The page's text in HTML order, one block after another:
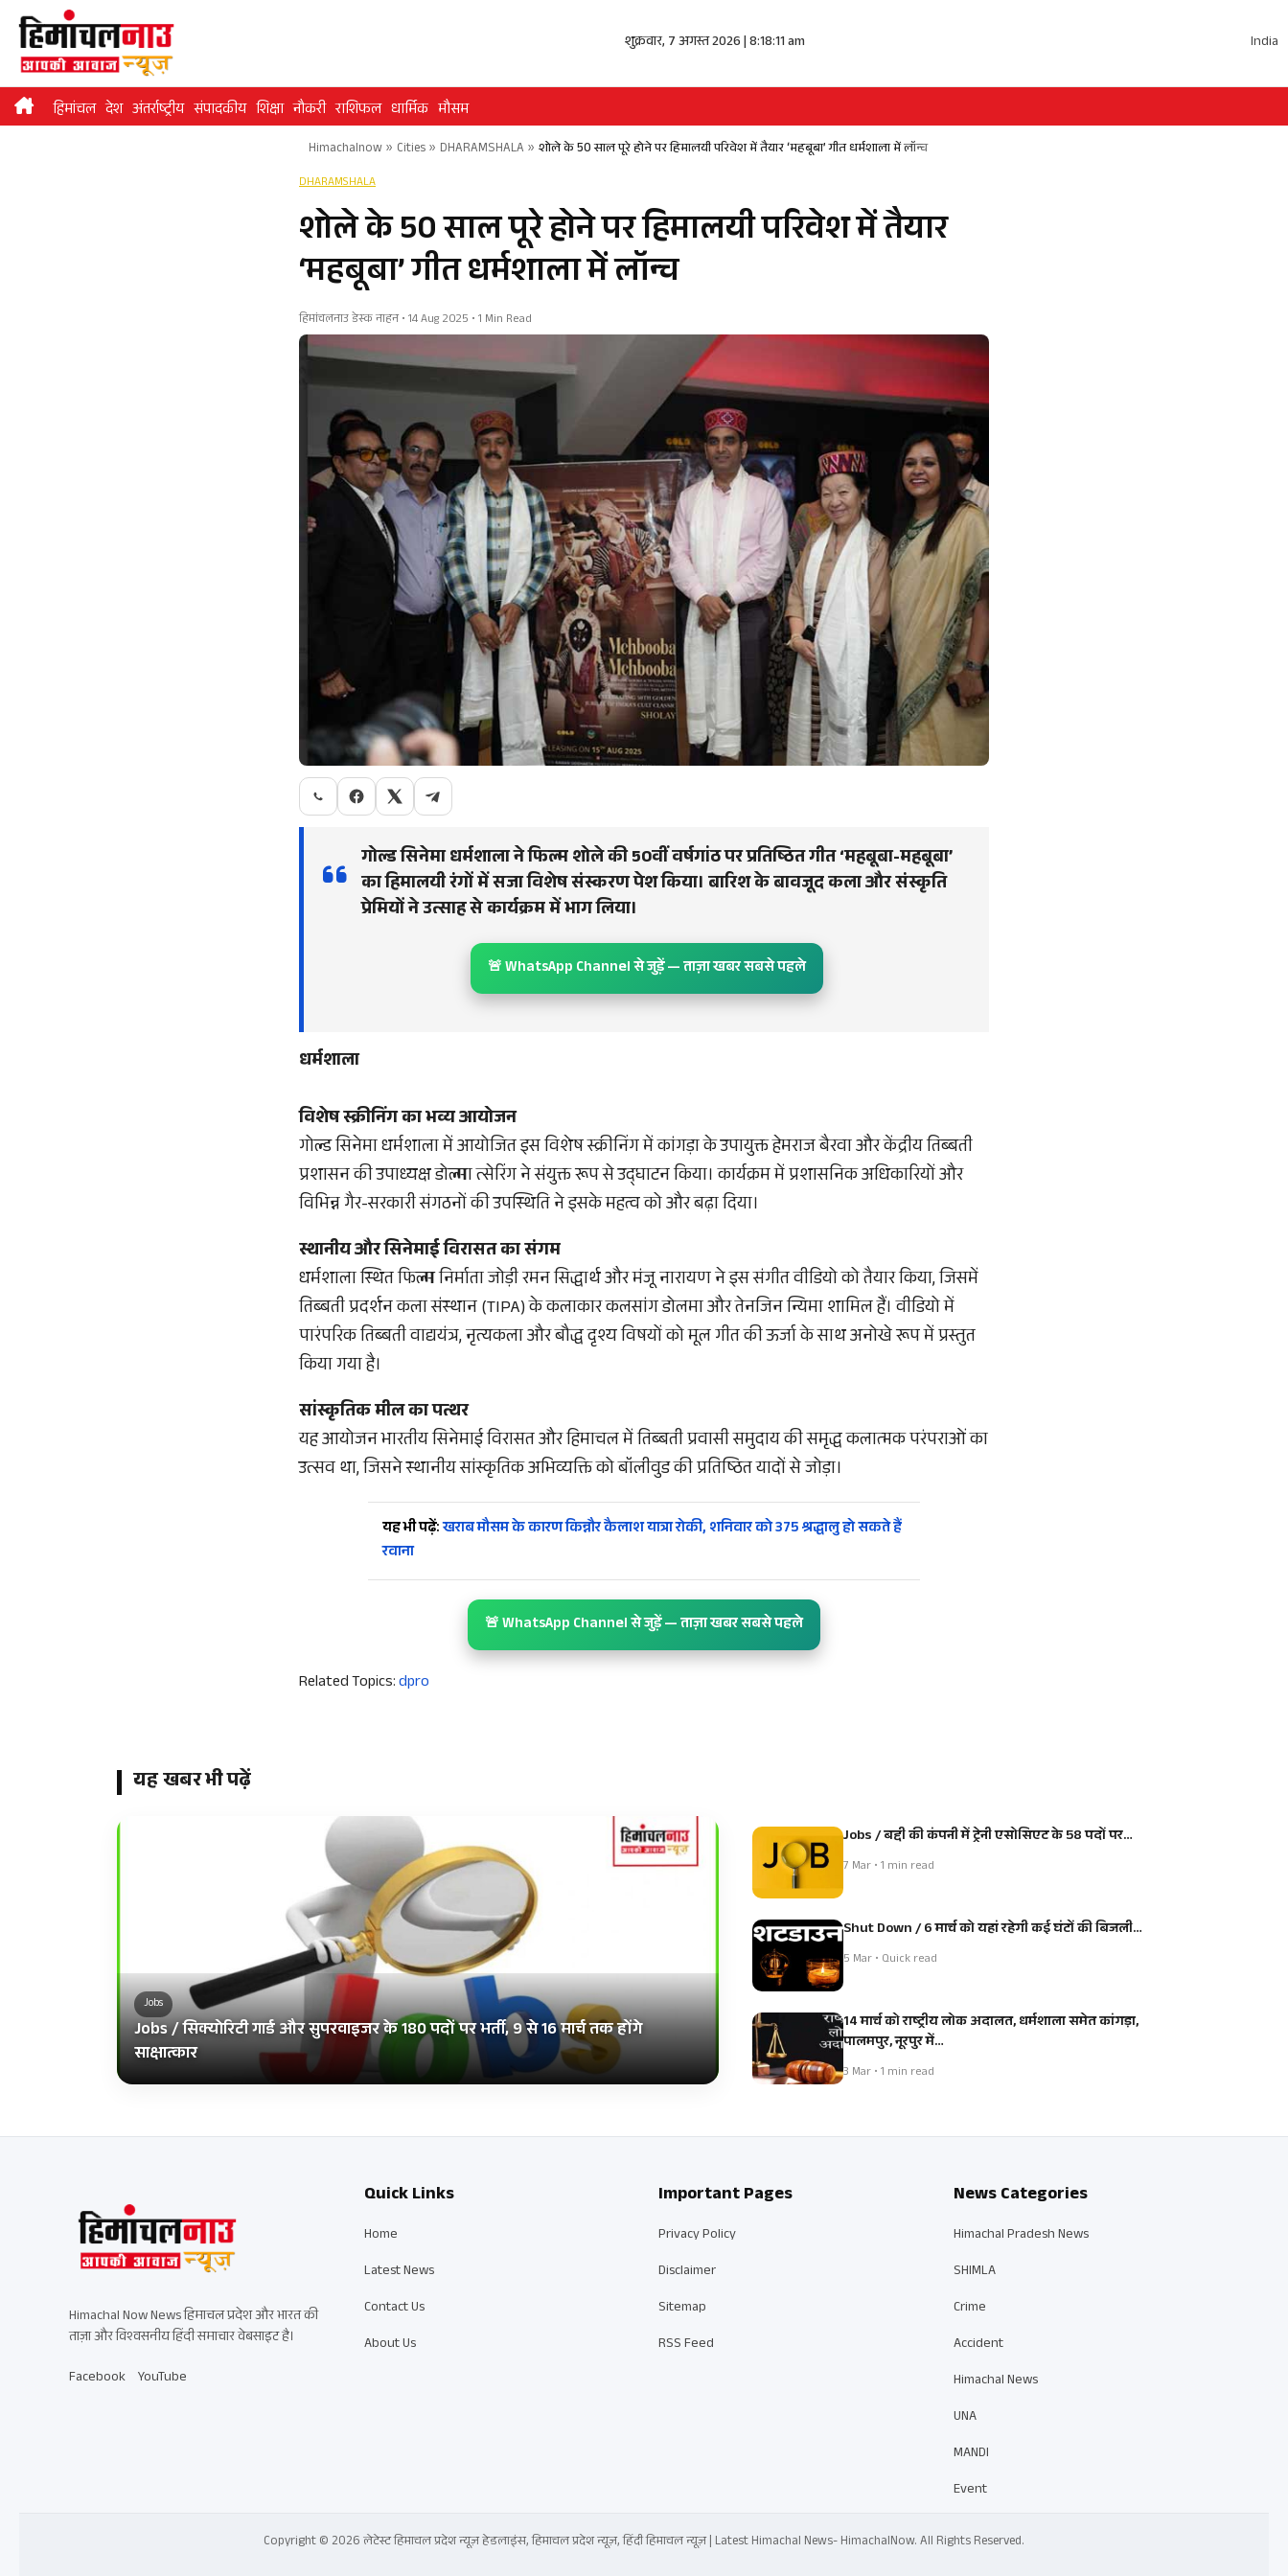
Skip
content
शुक्रवार, 7 अगस्त 2026 | 8:18:12 am India
हिमांचल देश अंतर्राष्ट्रीय संपादकीय शिक्षा नौकरी राशिफल धार्मिक मौसम
Himachalnow» Cities» DHARAMSHALA » शोले के 50 साल पूरे होने पर हिमालयी परिवेश में तैयार ‘महबूबा’ गीत धर्मशाला में लॉन्च
DHARAMSHALA
शोले के 50 साल पूरे होने पर हिमालयी परिवेश में तैयार
‘महबूबा’ गीत धर्मशाला में लॉन्च
हिमांचलनाउ डेस्क नाहन • 14 Aug 2025 • 1 Min Read
गोल्ड सिनेमा धर्मशाला ने फिल्म शोले की 50वीं वर्षगांठ पर प्रतिष्ठित गीत ‘महबूबा-महबूबा’
का हिमालयी रंगों में सजा विशेष संस्करण पेश किया। बारिश के बावजूद कला और संस्कृति
प्रेमियों ने उत्साह से कार्यक्रम में भाग लिया।
🚨 WhatsApp Channel से जुड़ें — ताज़ा खबर सबसे पहले
धर्मशाला
विशेष स्क्रीनिंग का भव्य आयोजन
गोल्ड सिनेमा धर्मशाला में आयोजित इस विशेष स्क्रीनिंग में कांगड़ा के उपायुक्त हेमराज बैरवा और केंद्रीय तिब्बती
प्रशासन की उपाध्यक्ष डोल्मा त्सेरिंग ने संयुक्त रूप से उद्घाटन किया। कार्यक्रम में प्रशासनिक अधिकारियों और
विभिन्न गैर-सरकारी संगठनों की उपस्थिति ने इसके महत्व को और बढ़ा दिया।
स्थानीय और सिनेमाई विरासत का संगम
धर्मशाला स्थित फिल्म निर्माता जोड़ी रमन सिद्धार्थ और मंजू नारायण ने इस संगीत वीडियो को तैयार किया, जिसमें
तिब्बती प्रदर्शन कला संस्थान (TIPA) के कलाकार कलसांग डोलमा और तेनजिन न्यिमा शामिल हैं। वीडियो में
पारंपरिक तिब्बती वाद्ययंत्र, नृत्यकला और बौद्ध दृश्य विषयों को मूल गीत की ऊर्जा के साथ अनोखे रूप में प्रस्तुत
किया गया है।
सांस्कृतिक मील का पत्थर
यह आयोजन भारतीय सिनेमाई विरासत और हिमाचल में तिब्बती प्रवासी समुदाय की समृद्ध कलात्मक परंपराओं का
उत्सव था, जिसने स्थानीय सांस्कृतिक अभिव्यक्ति को बॉलीवुड की प्रतिष्ठित यादों से जोड़ा।
यह भी पढ़ें:खराब मौसम के कारण किन्नौर कैलाश यात्रा रोकी, शनिवार को 375 श्रद्धालु हो सकते हैं
रवाना
🚨 WhatsApp Channel से जुड़ें — ताज़ा खबर सबसे पहले
Related Topics:dpro
यह खबर भी पढ़ें
Jobs
Jobs / सिक्योरिटी गार्ड और सुपरवाइजर के 180 पदों पर भर्ती, 9 से 16 मार्च तक होंगे
साक्षात्कार
Jobs / बद्दी की कंपनी में ट्रेनी एसोसिएट के 58 पदों पर…
7 Mar • 1 min read
Shut Down / 6 मार्च को यहां रहेगी कई घंटों की बिजली…
5 Mar • Quick read
14 मार्च को राष्ट्रीय लोक अदालत, धर्मशाला समेत कांगड़ा,
पालमपुर, नूरपुर में…
3 Mar • 1 min read
Himachal Now News हिमाचल प्रदेश और भारत की
ताज़ा और विश्वसनीय हिंदी समाचार वेबसाइट है।
Facebook YouTube
Quick Links
Home
Latest News
Contact Us
About Us
Important Pages
Privacy Policy
Disclaimer
Sitemap
RSS Feed
News Categories
Himachal Pradesh News
SHIMLA
Crime
Accident
Himachal News
UNA
MANDI
Event
Copyright © 2026 लेटेस्ट हिमाचल प्रदेश न्यूज़ हेडलाइंस, हिमाचल प्रदेश न्यूज़, हिंदी हिमाचल न्यूज़ | Latest Himachal News- HimachalNow. All Rights Reserved.